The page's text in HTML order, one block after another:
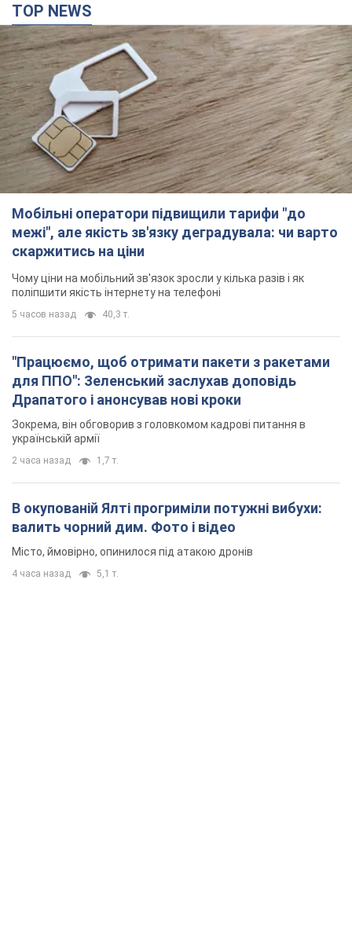
TOP NEWS
Мобільні оператори підвищили тарифи "до
межі", але якість зв'язку деградувала: чи варто
скаржитись на ціни
Чому ціни на мобільний зв'язок зросли у кілька разів і як
поліпшити якість інтернету на телефоні
5 часов назад 40,3 т.
"Працюємо, щоб отримати пакети з ракетами
для ППО": Зеленський заслухав доповідь
Драпатого і анонсував нові кроки
Зокрема, він обговорив з головкомом кадрові питання в
українській армії
2 часа назад 1,7 т.
В окупованій Ялті прогриміли потужні вибухи:
валить чорний дим. Фото і відео
Місто, ймовірно, опинилося під атакою дронів
4 часа назад 5,1 т.